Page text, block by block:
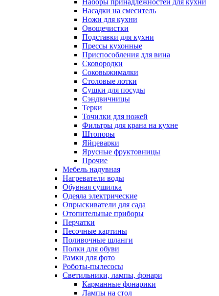
Наборы принадлежностей для кухни
Насадки на смеситель
Ножи для кухни
Овощечистки
Подставки для кухни
Прессы кухонные
Приспособления для вина
Сковородки
Соковыжималки
Столовые лотки
Сушки для посуды
Сэндвичницы
Терки
Точилки для ножей
Фильтры для крана на кухне
Штопоры
Яйцеварки
Ярусные фруктовницы
Прочие
Мебель надувная
Нагреватели воды
Обувная сушилка
Одеяла электрические
Опрыскиватели для сада
Отопительные приборы
Перчатки
Песочные картины
Поливочные шланги
Полки для обуви
Рамки для фото
Роботы-пылесосы
Светильники, лампы, фонари
Карманные фонарики
Лампы на стол